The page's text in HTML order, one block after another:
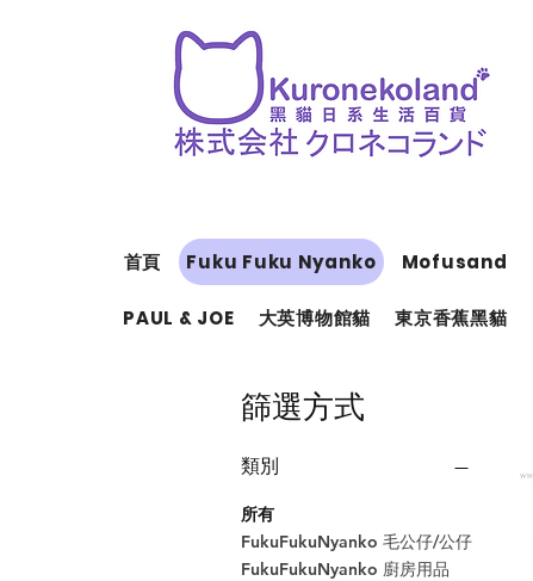
首頁 Fuku Fuku Nyanko Mofusand
PAUL & JOE 大英博物館貓 東京香蕉黑貓
篩選方式
類別
所有
FukuFukuNyanko 毛公仔/公仔
FukuFukuNyanko 廚房用品